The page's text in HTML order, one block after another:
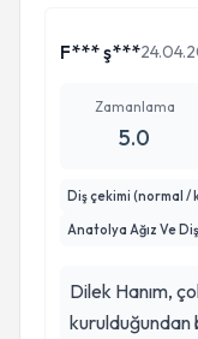
F*** ş***
Zamanlama
5.0
Diş çekimi (normal /
Anatolya Ağız Ve
Dilek Hanım,
kurulduğundan